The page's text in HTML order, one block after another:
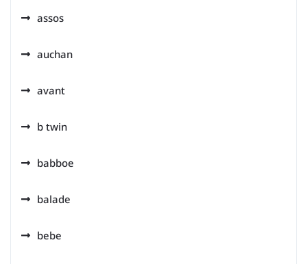
assos
auchan
avant
b twin
babboe
balade
bebe